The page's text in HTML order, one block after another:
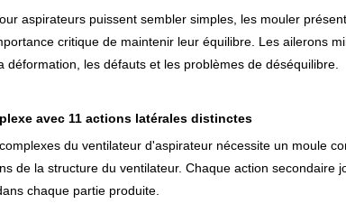
aspirateurs puissent sembler simples, les mouler
critique de maintenir leur équilibre. Les ailerons
déformation, les défauts et les problèmes de déséquilibre.
avec 11 actions latérales distinctes
du ventilateur d'aspirateur nécessite un moule
de la structure du ventilateur. Chaque action
chaque partie produite.